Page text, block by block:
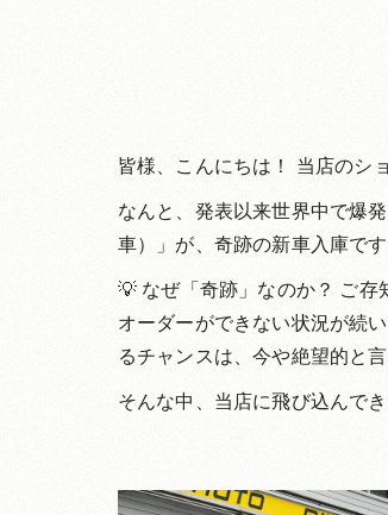
皆様、こんにちは！ 当店のシ
なんと、発表以来世界中で爆
車）」が、奇跡の新車入庫です
💡 なぜ「奇跡」なのか？ ご存
オーダーができない状況が続
るチャンスは、今や絶望的と
そんな中、当店に飛び込んで